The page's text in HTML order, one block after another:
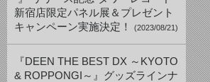
新宿店限定パネル展＆プレゼント
キャンペーン実施決定！
(2023/08/21)
『DEEN THE BEST DX ～KYOTO
& ROPPONGI～』グッズラインナ